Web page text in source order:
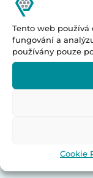
Tento web používá
fungování a
používány pouze
Cookie